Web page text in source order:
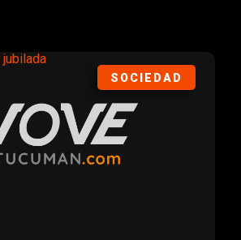
SOCIEDAD